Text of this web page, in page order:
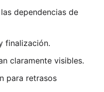
dependencias de
finalización.
claramente visibles.
para retrasos